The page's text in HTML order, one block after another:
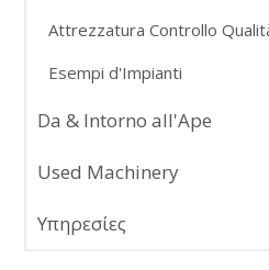
Attrezzatura Controllo
Esempi d'Impianti
Da & Intorno all'Ape
Used Machinery
Υπηρεσίες